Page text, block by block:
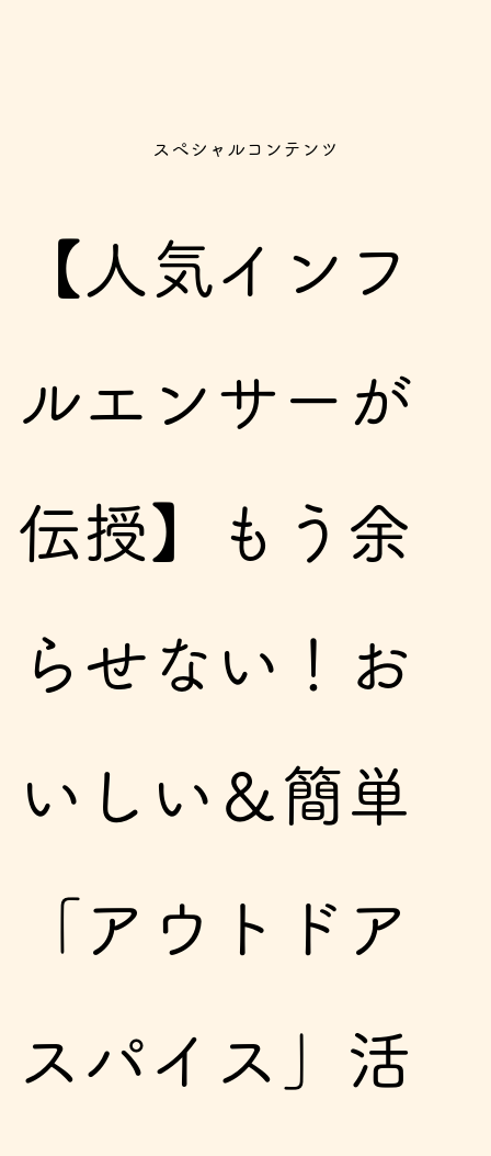
スペシャルコンテンツ
【人気インフ
ルエンサーが
伝授】もう余
らせない！お
いしい＆簡単
「アウトドア
スパイス」活